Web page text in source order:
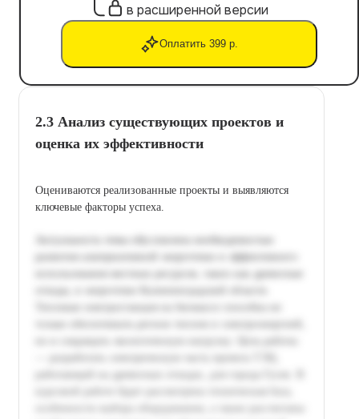
в расширенной версии
Оплатить 399 р.
2.3 Анализ существующих проектов и
оценка их эффективности
Оцениваются реализованные проекты и выявляются
ключевые факторы успеха.